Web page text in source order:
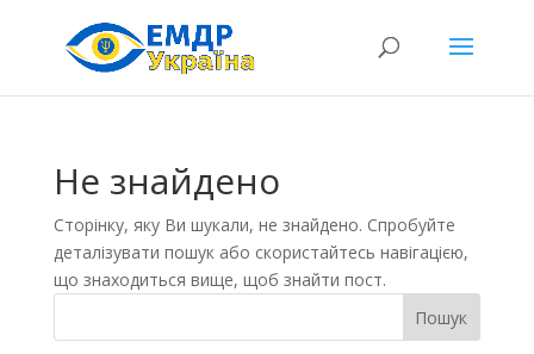
Не знайдено
Сторінку, яку Ви шукали, не знайдено. Спробуйте
деталізувати пошук або скористайтесь навігацією,
що знаходиться вище, щоб знайти пост.
Пошук